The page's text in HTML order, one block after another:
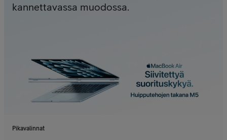
kannettavassa muodossa.
Pikavalinnat